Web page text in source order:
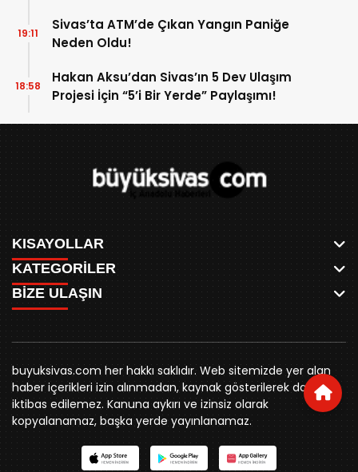
Sivas’ta ATM’de Çıkan Yangın Paniğe
Neden Oldu!
19:11
Hakan Aksu’dan Sivas’ın 5 Dev Ulaşım
Projesi İçin “5’i Bir Yerde” Paylaşımı!
18:58
KISAYOLLAR
ANASAYFA
AKSU CANLI
MEYDAN CANLI
MEDRESELER CANLI
MERAKÜM CANLI
YUKARI TEKKE CANLI
KURUMSAL KİMLİK
REKLAM FİYATLARI
BİZE ULAŞIN
KÜNYE
RESMİ İLANLAR
KATEGORİLER
WHATSAPP
SPOR
SİYASET
BELEDİYE
SİVAS VALİLİĞİ
ÜNİVERSİTE
KURUMLAR
STK
YORUM
İLÇELER
BİZE ULAŞIN
0346 221 00 60
buyuksivashaber@gmail.com
Örtülüpınar Mah. İnönü Bulvarı Özkahya Apt. Kat:3 D:7
Sivas
buyuksivas.com her hakkı saklıdır. Web sitemizde yer alan
haber içerikleri izin alınmadan, kaynak gösterilerek dahi
iktibas edilemez. Kanuna aykırı ve izinsiz olarak
kopyalanamaz, başka yerde yayınlanamaz.